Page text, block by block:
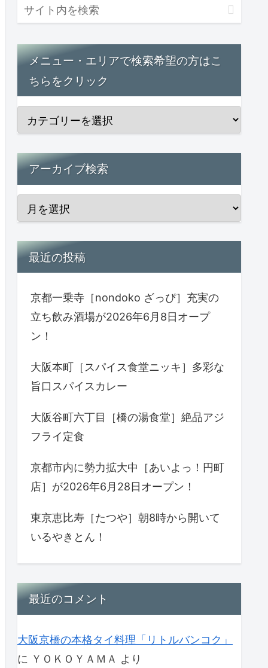
メニュー・エリアで検索希望の方はこ
ちらをクリック
アーカイブ検索
最近の投稿
京都一乗寺［nondoko ざっぴ］充実の
立ち飲み酒場が2026年6月8日オープ
ン！
大阪本町［スパイス食堂ニッキ］多彩な
旨口スパイスカレー
大阪谷町六丁目［橋の湯食堂］絶品アジ
フライ定食
京都市内に勢力拡大中［あいよっ！円町
店］が2026年6月28日オープン！
東京恵比寿［たつや］朝8時から開いて
いるやきとん！
最近のコメント
大阪京橋の本格タイ料理「リトルバンコク」
に ＹＯＫＯＹＡＭＡ より